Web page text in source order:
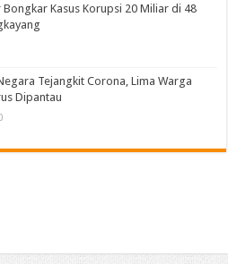
Bongkar Kasus Korupsi 20 Miliar di 48
Tejangkit Corona, Lima Warga
Dipantau